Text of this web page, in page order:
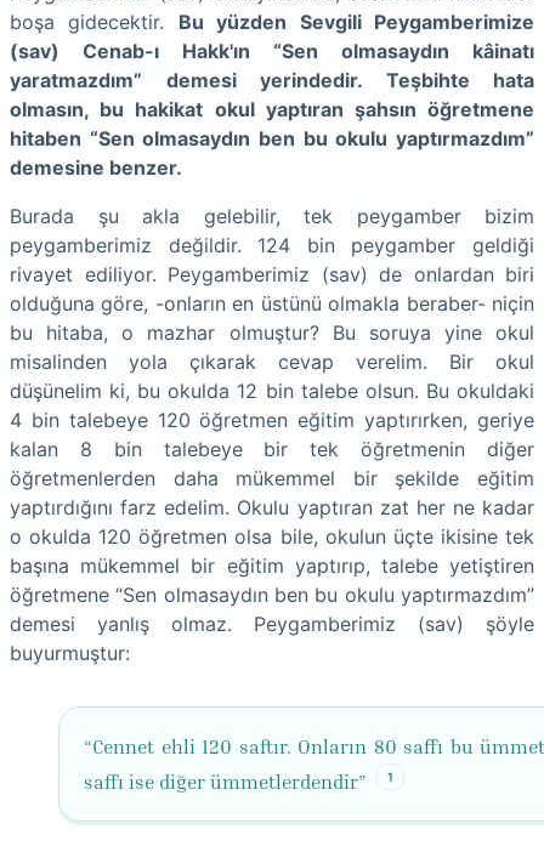
boşa gidecektir. Bu yüzden Sevgili Peygamberimize
(sav) Cenab-ı Hakk'ın “Sen olmasaydın kâinatı
yaratmazdım” demesi yerindedir. Teşbihte hata
olmasın, bu hakikat okul yaptıran şahsın öğretmene
hitaben “Sen olmasaydın ben bu okulu yaptırmazdım”
demesine benzer.
Burada şu akla gelebilir, tek peygamber bizim
peygamberimiz değildir. 124 bin peygamber geldiği
rivayet ediliyor. Peygamberimiz (sav) de onlardan biri
olduğuna göre, -onların en üstünü olmakla beraber- niçin
bu hitaba, o mazhar olmuştur? Bu soruya yine okul
misalinden yola çıkarak cevap verelim. Bir okul
düşünelim ki, bu okulda 12 bin talebe olsun. Bu okuldaki
4 bin talebeye 120 öğretmen eğitim yaptırırken, geriye
kalan 8 bin talebeye bir tek öğretmenin diğer
öğretmenlerden daha mükemmel bir şekilde eğitim
yaptırdığını farz edelim. Okulu yaptıran zat her ne kadar
o okulda 120 öğretmen olsa bile, okulun üçte ikisine tek
başına mükemmel bir eğitim yaptırıp, talebe yetiştiren
öğretmene “Sen olmasaydın ben bu okulu yaptırmazdım”
demesi yanlış olmaz. Peygamberimiz (sav) şöyle
buyurmuştur:
“Cennet ehli 120 saftır. Onların 80 saffı bu
saffı ise diğer ümmetlerdendir”
1